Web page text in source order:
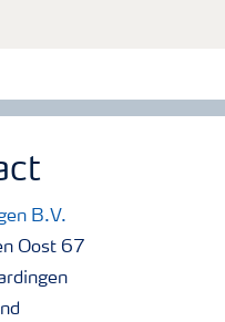
B.V.
Oost 67